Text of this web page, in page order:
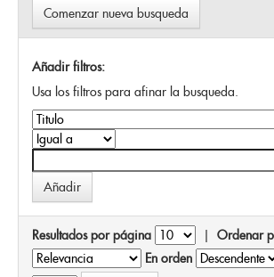
Comenzar nueva busqueda
Añadir filtros:
Usa los filtros para afinar la busqueda.
Resultados por página | Ordenar
En orden